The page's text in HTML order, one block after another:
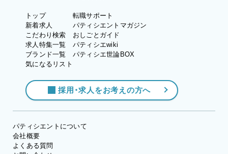
トップ
新着求人
こだわり検索
求人特集一覧
ブランド一覧
気になるリスト
転職サポート
パティシエントマガジン
おしごとガイド
パティシエwiki
パティシエ世論BOX
採用・求人をお考えの方へ
パティシエントについて
会社概要
よくある質問